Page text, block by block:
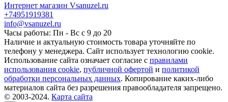
Интернет магазин Vsanuzel.ru
+74951919381
info@vsanuzel.ru
Часы работы: Пн - Вс с 9 до 20
Наличие и актуальную стоимость товара уточняйте по
телефону у менеджера. Сайт использует технологию cookie.
Использование сайта означает согласие с правилами
использования cookie, публичной офертой и политикой
обработки персональных данных. Копирование каких-либо
материалов сайта без разрешения правообладателя запрещено.
© 2003-2024. Карта сайта